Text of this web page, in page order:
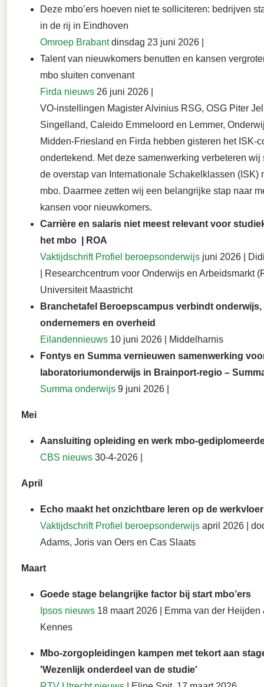
Deze mbo’ers hoeven niet te solliciteren: bedrijven
in de rij in Eindhoven
Omroep Brabantdinsdag 23 juni 2026 |
Talent van nieuwkomers benutten en kansen
mbo sluiten convenant
Firda nieuws 26 juni 2026 |
VO-instellingen Magister Alvinius RSG, OSG Piter
Singelland, Caleido Emmeloord en Lemmer,
Midden-Friesland en Firda hebben gisteren het
ondertekend. Met deze samenwerking verbeteren wij
de overstap van Internationale Schakelklassen (ISK)
mbo. Daarmee zetten wij een belangrijke stap naar
kansen voor nieuwkomers.
Carrière en salaris niet meest relevant voor
het mbo | ROA
Vaktijdschrift Profiel beroepsonderwijs juni 2026 |
| Researchcentrum voor Onderwijs en Arbeidsmarkt
Universiteit Maastricht
Branchetafel Beroepscampus verbindt onderwijs,
ondernemers en overheid
Eilandennieuws 10 juni 2026 | Middelharnis
Fontys en Summa vernieuwen samenwerking
laboratoriumonderwijs in Brainport-regio –
Summa onderwijs 9 juni 2026 |
Mei
Aansluiting opleiding en werk mbo-
CBS nieuws 30-4-2026 |
April
Echo maakt het onzichtbare leren op de
Vaktijdschrift Profiel beroepsonderwijs april 2026 |
Adams, Joris van Oers en Cas Slaats
Maart
Goede stage belangrijke factor bij start mbo’ers
Ipsos nieuws 18 maart 2026 | Emma van der Heijden
Kennes
Mbo-zorgopleidingen kampen met tekort aan
'Wezenlijk onderdeel van de studie'